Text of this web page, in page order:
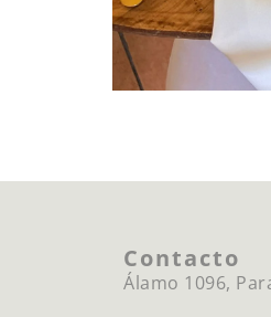
Contacto
Álamo 1096,